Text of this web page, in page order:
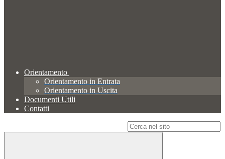
Orientamento
Orientamento in Entrata
Orientamento in Uscita
Documenti Utili
Contatti